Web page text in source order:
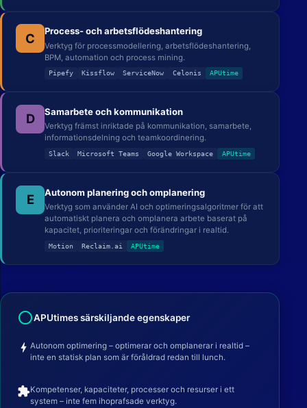
C Process- och arbetsflödeshantering
Verktyg för processmodellering, arbetsflödeshantering,
BPM, automation och process mining.
Pipefy Kissflow ServiceNow Celonis APUtime
D Samarbete och kommunikation
Verktyg främst inriktade på kommunikation, samarbete,
informationsdelning och teamkoordinering.
Slack Microsoft Teams Google Workspace APUtime
E Autonom planering och omplanering
Verktyg som använder AI och optimeringsalgoritmer för att
automatiskt planera och omplanera arbete baserat på
kapacitet, prioriteringar och förändringar i realtid.
Motion Reclaim.ai APUtime
radio_button_uncheckedAPUtimes särskiljande egenskaper
bolt Autonom optimering – optimerar och omplanerar i realtid –
inte en statisk plan som är föråldrad redan till lunch.
extensionKompetenser, kapaciteter, processer och resurser i ett
system – inte fem ihoprafsade verktyg.